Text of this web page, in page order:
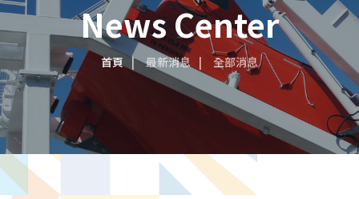
News Center
首頁 最新消息 全部消息